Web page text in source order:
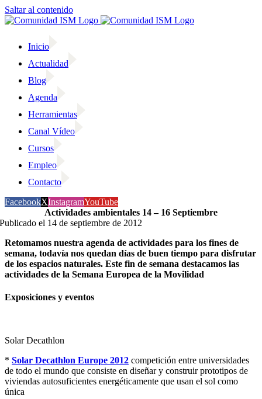
Saltar al contenido
Inicio
Actualidad
Blog
Agenda
Herramientas
Canal Vídeo
Cursos
Empleo
Contacto
FacebookXInstagramYouTube
Actividades ambientales 14 – 16 Septiembre
Publicado el 14 de septiembre de 2012
Retomamos nuestra agenda de actividades para los fines de
semana, todavía nos quedan días de buen tiempo para disfrutar
de los espacios naturales. Este fin de semana destacamos las
actividades de la Semana Europea de la Movilidad
Exposiciones y eventos
Solar Decathlon
* Solar Decathlon Europe 2012 competición entre universidades
de todo el mundo que consiste en diseñar y construir prototipos de
viviendas autosuficientes energéticamente que usan el sol como
única